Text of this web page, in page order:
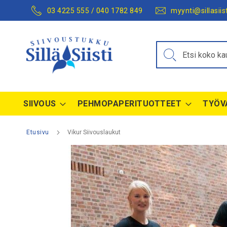
03 4225 555 / 040 1782 849
Hae
SIIVOUS PEHMOPAPERITUOTTEET
Etusivu Vikur Siivouslaukut